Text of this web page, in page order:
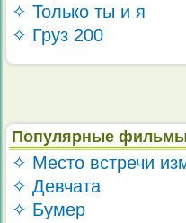
✧ Только ты и я
✧ Груз 200
Популярные
✧ Место встречи
✧ Девчата
✧ Бумер